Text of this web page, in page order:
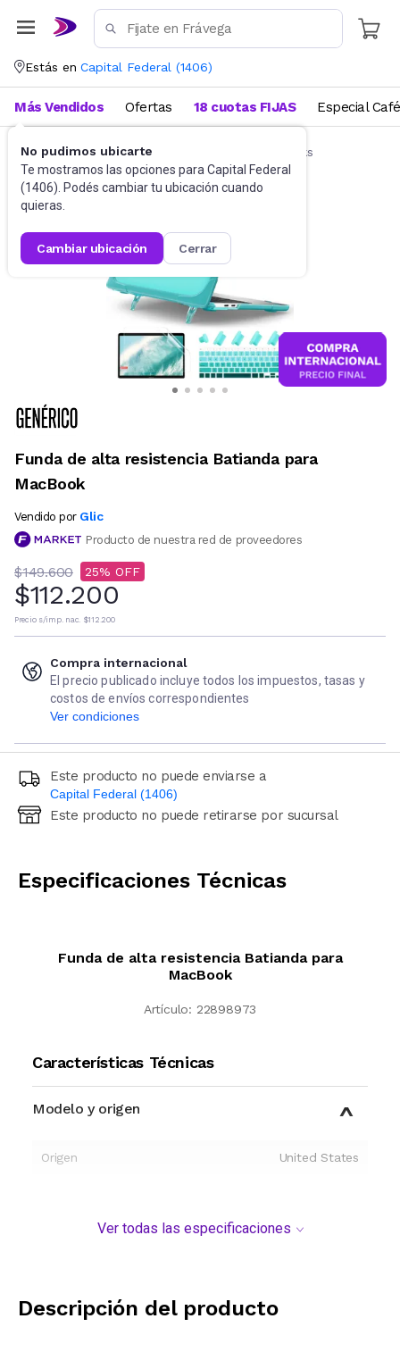
Estás en Capital Federal (1406)
No pudimos ubicarte
Te mostramos las opciones para Capital Federal
(1406). Podés cambiar tu ubicación cuando
quieras.
cambiar ubicación cerrar
Más Vendidos Ofertas 18 cuotas FIJAS Especial Café
Accesorios de Informática Funda Notebooks
Funda de alta resistencia Batianda para
MacBook
Vendido por Glic
Producto de nuestra red de proveedores
$149.600 25
$112.200
Precio s/imp. nac. $112.200
Compra internacional
El precio publicado incluye todos los impuestos, tasas y
costos de envíos correspondientes
Ver condiciones
Este producto no puede enviarse a
Capital Federal (1406)
Ingresá código postal (sólo números)
Este producto no puede retirarse por sucursal
Especificaciones Técnicas
Funda de alta resistencia Batianda para
MacBook
Artículo: 22898973
Características Técnicas
Modelo y origen
Origen United States
Ver todas las especificaciones
Descripción del producto